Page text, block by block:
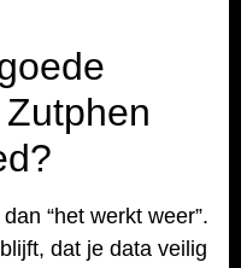
“het werkt weer”.
dat je data veilig